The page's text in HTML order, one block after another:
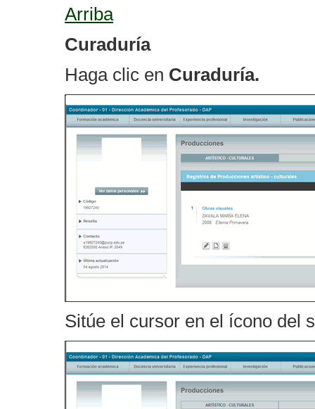
Arriba
Curaduría
Haga clic en Curaduría.
Sitúe el cursor en el ícono del